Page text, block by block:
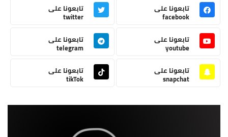
تابعونا على
facebook
تابعونا على
twitter
تابعونا على
youtube
تابعونا على
telegram
تابعونا على
snapchat
تابعونا على
tikTok